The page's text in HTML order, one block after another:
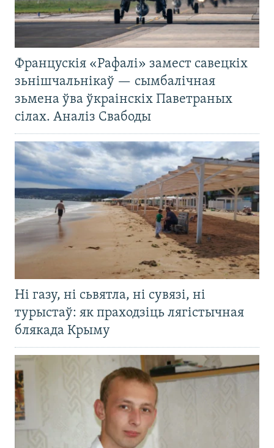
Францускія «Рафалі» замест савецкіх
зьнішчальнікаў — сымбалічная
зьмена ўва ўкраінскіх Паветраных
сілах. Аналіз Свабоды
Ні газу, ні сьвятла, ні сувязі, ні
турыстаў: як праходзіць лягістычная
блякада Крыму